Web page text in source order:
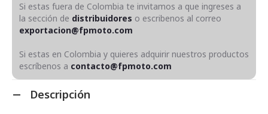
Si estas fuera de Colombia te invitamos a que ingreses a
la sección de distribuidores o escribenos al correo
exportacion@fpmoto.com
Si estas en Colombia y quieres adquirir nuestros productos
escríbenos a contacto@fpmoto.com
Descripción